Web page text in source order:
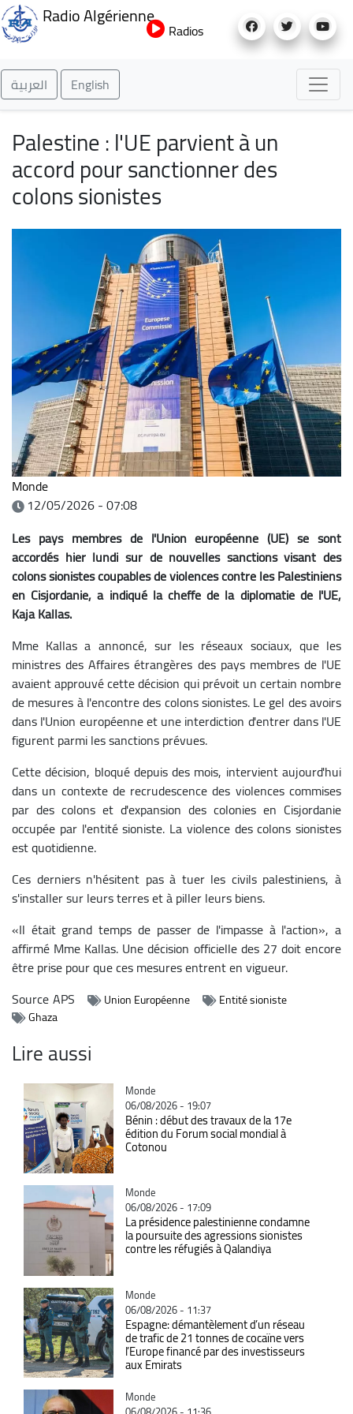
au
Radio Algérienne
Radios
العربية English
Palestine : l'UE parvient à un
accord pour sanctionner des
colons sionistes
Monde
12/05/2026 - 07:08
Les pays membres de l'Union européenne (UE) se sont
accordés hier lundi sur de nouvelles sanctions visant des
colons sionistes coupables de violences contre les Palestiniens
en Cisjordanie, a indiqué la cheffe de la diplomatie de l'UE,
Kaja Kallas.
Mme Kallas a annoncé, sur les réseaux sociaux, que les
ministres des Affaires étrangères des pays membres de l'UE
avaient approuvé cette décision qui prévoit un certain nombre
de mesures à l'encontre des colons sionistes. Le gel des avoirs
dans l'Union européenne et une interdiction d'entrer dans l'UE
figurent parmi les sanctions prévues.
Cette décision, bloqué depuis des mois, intervient aujourd'hui
dans un contexte de recrudescence des violences commises
par des colons et d'expansion des colonies en Cisjordanie
occupée par l'entité sioniste. La violence des colons sionistes
est quotidienne.
Ces derniers n'hésitent pas à tuer les civils palestiniens, à
s'installer sur leurs terres et à piller leurs biens.
«Il était grand temps de passer de l'impasse à l'action», a
affirmé Mme Kallas. Une décision officielle des 27 doit encore
être prise pour que ces mesures entrent en vigueur.
SourceAPS Union Européenne
Entité sioniste
Ghaza
Lire aussi
Catégorie
Monde
06/08/2026 - 19:07
Bénin : début des travaux de la 17e
édition du Forum social mondial à
Cotonou
Catégorie
Monde
06/08/2026 - 17:09
La présidence palestinienne condamne
la poursuite des agressions sionistes
contre les réfugiés à Qalandiya
Catégorie
Monde
06/08/2026 - 11:37
Espagne: démantèlement d’un réseau
de trafic de 21 tonnes de cocaïne vers
l’Europe financé par des investisseurs
aux Emirats
Catégorie
Monde